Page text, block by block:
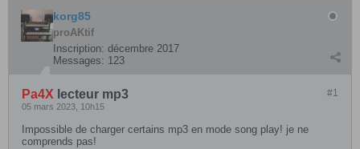
korg85
proAKtif
Inscription: décembre 2017
Messages: 123
#1
Pa4X lecteur mp3
05 mars 2023, 10h15
Impossible de charger certains mp3 en mode song play! je ne
comprends pas!